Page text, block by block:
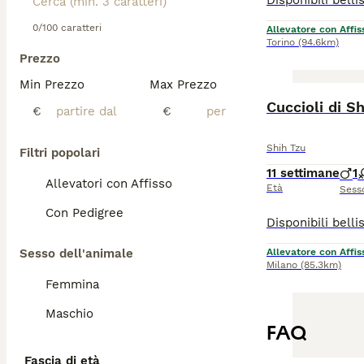
0/100 caratteri
Prezzo
Min Prezzo
€
Max Prezzo
€
Filtri popolari
Allevatori con Affisso
Con Pedigree
Sesso dell'animale
Femmina
Maschio
Fascia di età
Allevatore con
Torino (94.6km)
Cuccioli di
Shih Tzu
11 settimane
Età
1
Allevatore con
Milano (85.3km)
FAQ